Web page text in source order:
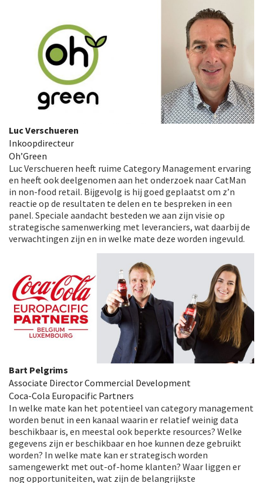
Luc Verschueren
Inkoopdirecteur
Oh’Green
Luc Verschueren heeft ruime Category Management ervaring
en heeft ook deelgenomen aan het onderzoek naar CatMan
in non-food retail. Bijgevolg is hij goed geplaatst om z’n
reactie op de resultaten te delen en te bespreken in een
panel. Speciale aandacht besteden we aan zijn visie op
strategische samenwerking met leveranciers, wat daarbij de
verwachtingen zijn en in welke mate deze worden ingevuld.
Bart Pelgrims
Associate Director Commercial Development
Coca-Cola Europacific Partners
In welke mate kan het potentieel van category management
worden benut in een kanaal waarin er relatief weinig data
beschikbaar is, en meestal ook beperkte resources? Welke
gegevens zijn er beschikbaar en hoe kunnen deze gebruikt
worden? In welke mate kan er strategisch worden
samengewerkt met out-of-home klanten? Waar liggen er
nog opportuniteiten, wat zijn de belangrijkste